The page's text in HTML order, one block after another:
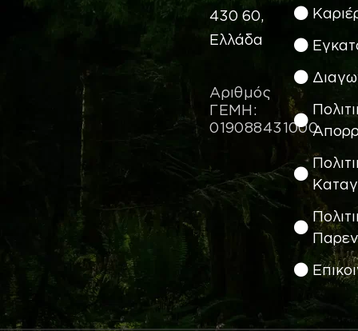
430 60,
Ελλάδα
Αριθμός
ΓΕΜΗ:
019088431000